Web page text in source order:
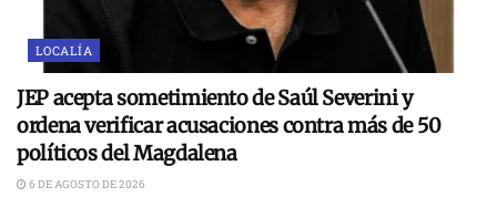
LOCALÍA
JEP acepta sometimiento de Saúl Severini y
ordena verificar acusaciones contra más de 50
políticos del Magdalena
6 DE AGOSTO DE 2026